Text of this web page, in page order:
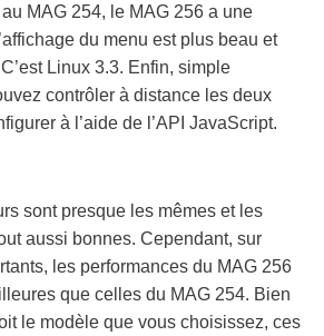
MAG 254, le MAG 256 a une
du menu est plus beau et
Linux 3.3. Enfin, simple
contrôler à distance les deux
à l’aide de l’API JavaScript.
sont presque les mêmes et les
aussi bonnes. Cependant, sur
les performances du MAG 256
que celles du MAG 254. Bien
le modèle que vous choisissez, ces